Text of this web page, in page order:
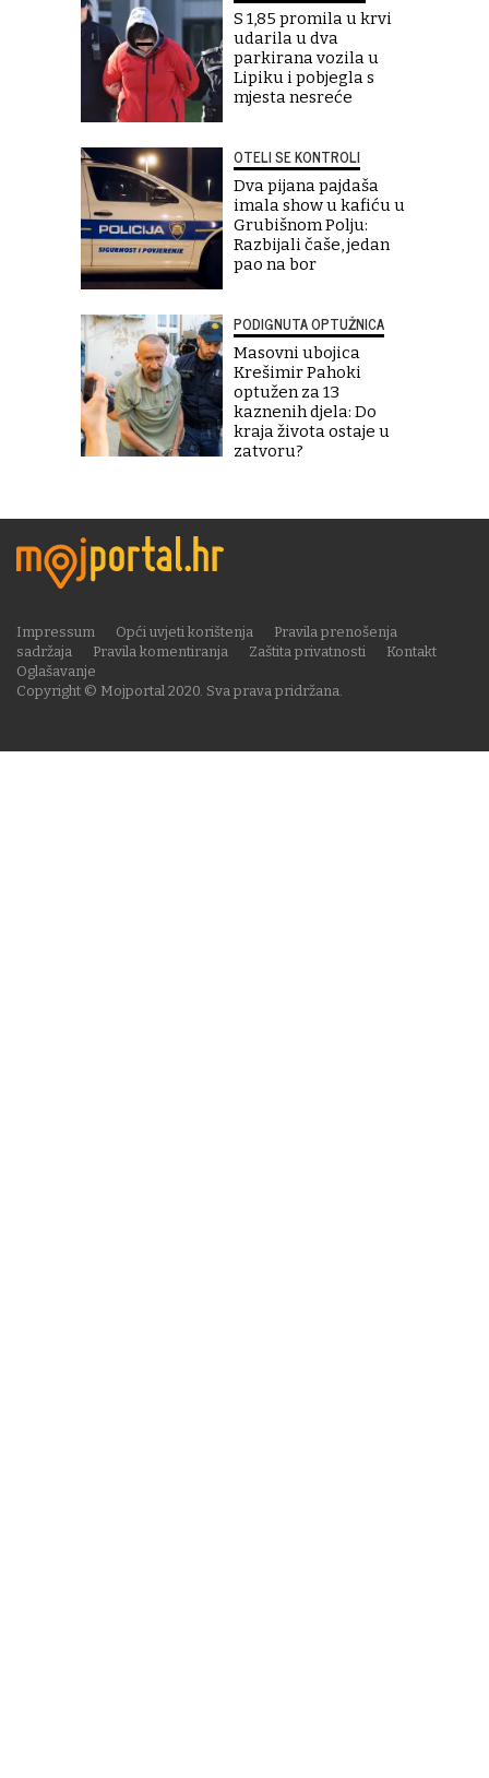
S 1,85 promila u krvi
udarila u dva
parkirana vozila u
Lipiku i pobjegla s
mjesta nesreće
OTELI SE KONTROLI
Dva pijana pajdaša
imala show u kafiću u
Grubišnom Polju:
Razbijali čaše, jedan
pao na bor
PODIGNUTA OPTUŽNICA
Masovni ubojica
Krešimir Pahoki
optužen za 13
kaznenih djela: Do
kraja života ostaje u
zatvoru?
Copyright © Mojportal 2020. Sva prava pridržana.
Impressum Opći uvjeti korištenja
Pravila prenošenja
sadržaja
Pravila komentiranja Zaštita privatnosti
Kontakt
Oglašavanje